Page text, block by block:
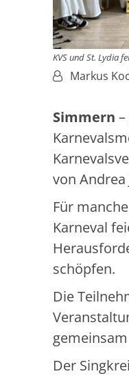
KVS und St. Lydia
Von:Markus
Simmern
von
Für
Karneval
schöpfen.
Die
Der